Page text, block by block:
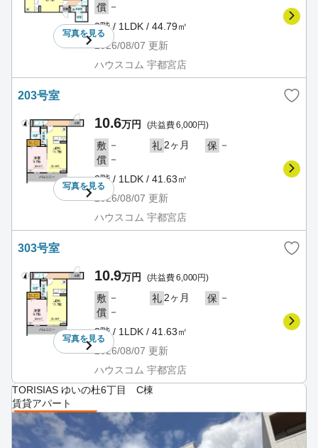
写真を見る
償 －
2階 / 1LDK / 44.79㎡
2026/08/07 更新
ハウスコム 宇都宮店
203号室
写真を見る
10.6万円 (共益費 6,000円)
敷 － 礼2ヶ月 保 －
償 －
2階 / 1LDK / 41.63㎡
2026/08/07 更新
ハウスコム 宇都宮店
303号室
写真を見る
10.9万円 (共益費 6,000円)
敷 － 礼2ヶ月 保 －
償 －
3階 / 1LDK / 41.63㎡
2026/08/07 更新
ハウスコム 宇都宮店
TORISIAS ゆいの杜6丁目 C棟
賃貸アパート